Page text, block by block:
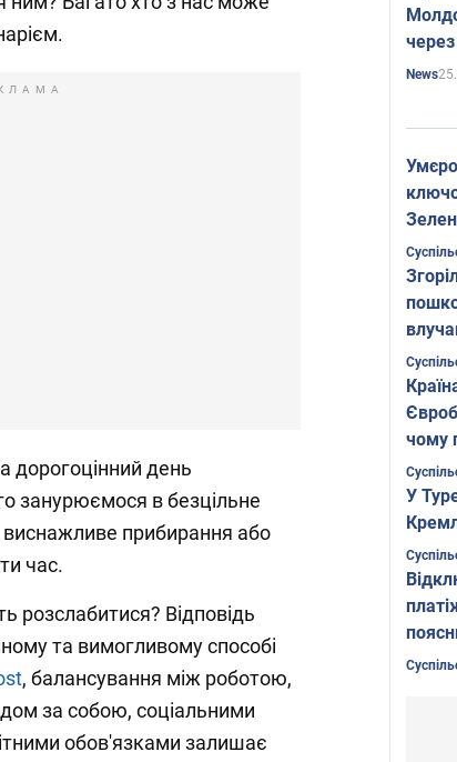
дорогоцінний день
занурюємося в безцільне
прибирання або
час.
розслабитися? Відповідь
та вимогливому способі
, балансування між роботою,
за собою, соціальними
обов'язками залишає
News
Фото
чому
У